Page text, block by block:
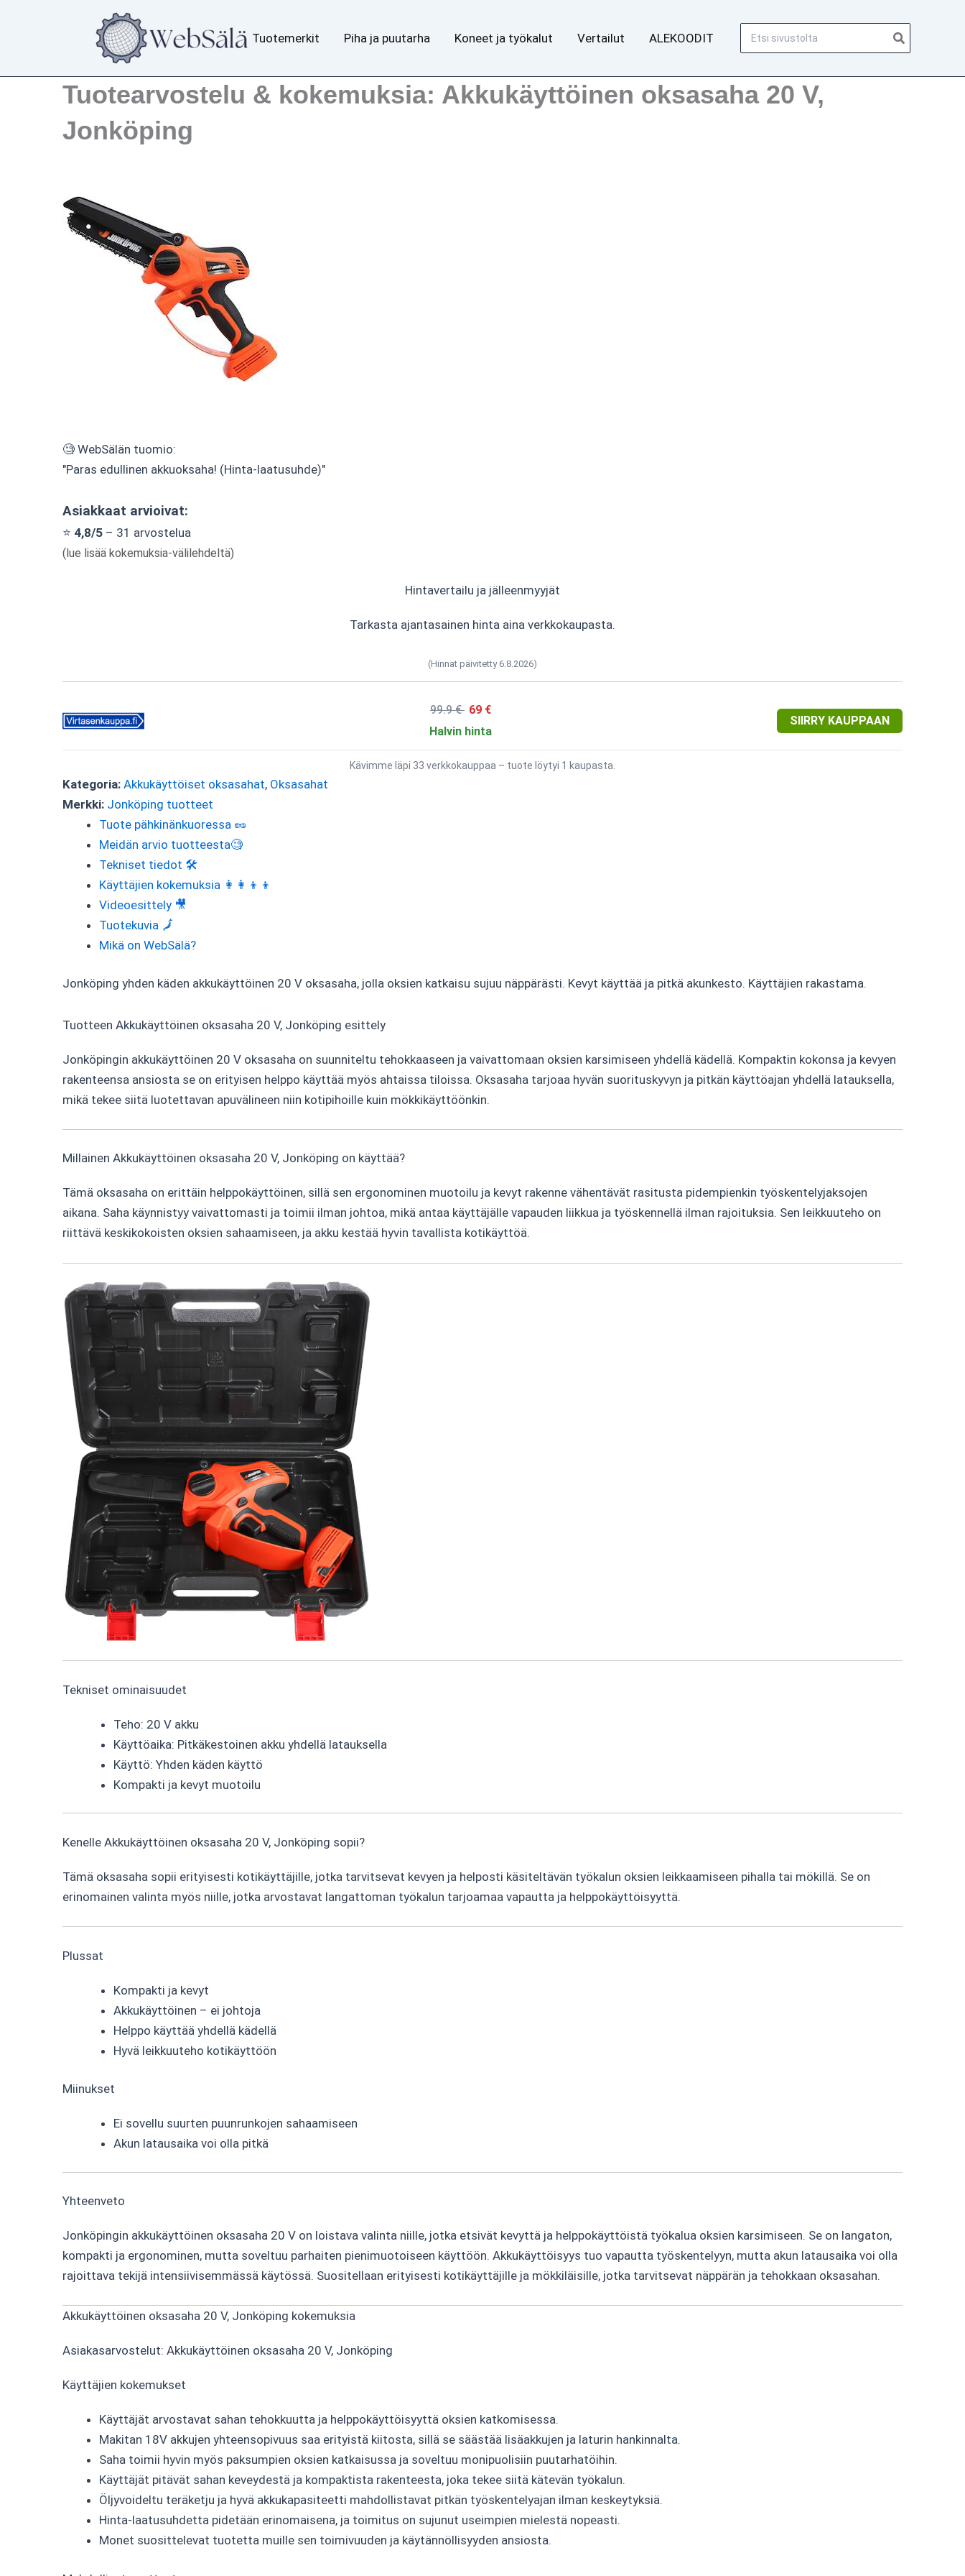
Tuotemerkit Piha ja puutarha Koneet ja työkalut Vertailut ALEKOODIT
Tuotearvostelu & kokemuksia: Akkukäyttöinen oksasaha 20 V,
Jonköping
🧐 WebSälän tuomio:
"Paras edullinen akkuoksaha! (Hinta-laatusuhde)"
Asiakkaat arvioivat:
⭐ 4,8/5 – 31 arvostelua
(lue lisää kokemuksia-välilehdeltä)
Hintavertailu ja jälleenmyyjät
Tarkasta ajantasainen hinta aina verkkokaupasta.
(Hinnat päivitetty 6.8.2026)
99.9 € 69 €
Halvin hinta
SIIRRY KAUPPAAN
Kävimme läpi 33 verkkokauppaa – tuote löytyi 1 kaupasta.
Kategoria: Akkukäyttöiset oksasahat, Oksasahat
Merkki: Jonköping tuotteet
Tuote pähkinänkuoressa 🥜
Meidän arvio tuotteesta🧐
Tekniset tiedot 🛠
Käyttäjien kokemuksia 👩‍👩‍👦‍👦
Videoesittely 🎥
Tuotekuvia 🗾
Mikä on WebSälä?
Jonköping yhden käden akkukäyttöinen 20 V oksasaha, jolla oksien katkaisu sujuu näppärästi. Kevyt käyttää ja pitkä akunkesto. Käyttäjien rakastama.
Tuotteen Akkukäyttöinen oksasaha 20 V, Jonköping esittely
Jonköpingin akkukäyttöinen 20 V oksasaha on suunniteltu tehokkaaseen ja vaivattomaan oksien karsimiseen yhdellä kädellä. Kompaktin kokonsa ja kevyen
rakenteensa ansiosta se on erityisen helppo käyttää myös ahtaissa tiloissa. Oksasaha tarjoaa hyvän suorituskyvyn ja pitkän käyttöajan yhdellä latauksella,
mikä tekee siitä luotettavan apuvälineen niin kotipihoille kuin mökkikäyttöönkin.
Millainen Akkukäyttöinen oksasaha 20 V, Jonköping on käyttää?
Tämä oksasaha on erittäin helppokäyttöinen, sillä sen ergonominen muotoilu ja kevyt rakenne vähentävät rasitusta pidempienkin työskentelyjaksojen
aikana. Saha käynnistyy vaivattomasti ja toimii ilman johtoa, mikä antaa käyttäjälle vapauden liikkua ja työskennellä ilman rajoituksia. Sen leikkuuteho on
riittävä keskikokoisten oksien sahaamiseen, ja akku kestää hyvin tavallista kotikäyttöä.
Tekniset ominaisuudet
Teho: 20 V akku
Käyttöaika: Pitkäkestoinen akku yhdellä latauksella
Käyttö: Yhden käden käyttö
Kompakti ja kevyt muotoilu
Kenelle Akkukäyttöinen oksasaha 20 V, Jonköping sopii?
Tämä oksasaha sopii erityisesti kotikäyttäjille, jotka tarvitsevat kevyen ja helposti käsiteltävän työkalun oksien leikkaamiseen pihalla tai mökillä. Se on
erinomainen valinta myös niille, jotka arvostavat langattoman työkalun tarjoamaa vapautta ja helppokäyttöisyyttä.
Plussat
Kompakti ja kevyt
Akkukäyttöinen – ei johtoja
Helppo käyttää yhdellä kädellä
Hyvä leikkuuteho kotikäyttöön
Miinukset
Ei sovellu suurten puunrunkojen sahaamiseen
Akun latausaika voi olla pitkä
Yhteenveto
Jonköpingin akkukäyttöinen oksasaha 20 V on loistava valinta niille, jotka etsivät kevyttä ja helppokäyttöistä työkalua oksien karsimiseen. Se on langaton,
kompakti ja ergonominen, mutta soveltuu parhaiten pienimuotoiseen käyttöön. Akkukäyttöisyys tuo vapautta työskentelyyn, mutta akun latausaika voi olla
rajoittava tekijä intensiivisemmässä käytössä. Suositellaan erityisesti kotikäyttäjille ja mökkiläisille, jotka tarvitsevat näppärän ja tehokkaan oksasahan.
Akkukäyttöinen oksasaha 20 V, Jonköping kokemuksia
Asiakasarvostelut: Akkukäyttöinen oksasaha 20 V, Jonköping
Käyttäjien kokemukset
Käyttäjät arvostavat sahan tehokkuutta ja helppokäyttöisyyttä oksien katkomisessa.
Makitan 18V akkujen yhteensopivuus saa erityistä kiitosta, sillä se säästää lisäakkujen ja laturin hankinnalta.
Saha toimii hyvin myös paksumpien oksien katkaisussa ja soveltuu monipuolisiin puutarhatöihin.
Käyttäjät pitävät sahan keveydestä ja kompaktista rakenteesta, joka tekee siitä kätevän työkalun.
Öljyvoideltu teräketju ja hyvä akkukapasiteetti mahdollistavat pitkän työskentelyajan ilman keskeytyksiä.
Hinta-laatusuhdetta pidetään erinomaisena, ja toimitus on sujunut useimpien mielestä nopeasti.
Monet suosittelevat tuotetta muille sen toimivuuden ja käytännöllisyyden ansiosta.